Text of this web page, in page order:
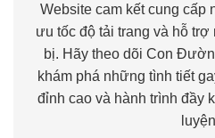
Website cam kết cung cấp
ưu tốc độ tải trang và hỗ
bị. Hãy theo dõi Con
khám phá những tình tiết
đỉnh cao và hành trình đầy